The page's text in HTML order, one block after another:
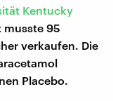
Kentucky
musste 95
verkaufen. Die
Placebo.